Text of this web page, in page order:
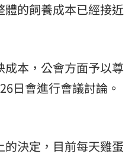
的飼養成本已經接近
本，公會方面予以尊
日會進行會議討論。
決定，目前每天雞蛋